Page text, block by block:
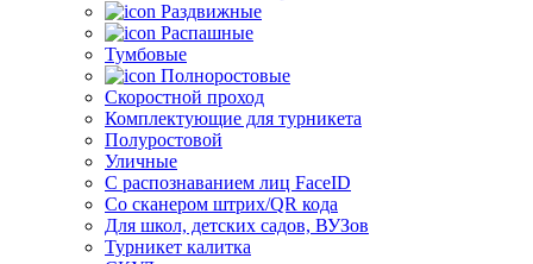
Раздвижные
Распашные
Тумбовые
Полноростовые
Скоростной проход
Комплектующие для турникета
Полуростовой
Уличные
С распознаванием лиц FaceID
Со сканером штрих/QR кода
Для школ, детских садов, ВУЗов
Турникет калитка